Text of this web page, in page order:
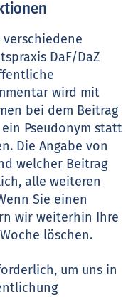
DaF/DaZ
wird mit
bei dem Beitrag
Pseudonym statt
Die Angabe von
welcher Beitrag
alle weiteren
Sie einen
wir weiterhin Ihre
löschen.
um uns in